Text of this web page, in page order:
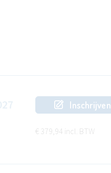
Inschrijven
€ 379,94 incl. BTW